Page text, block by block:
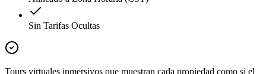
Sin Tarifas Ocultas
Tours virtuales inmersivos que muestran cada propiedad como si el